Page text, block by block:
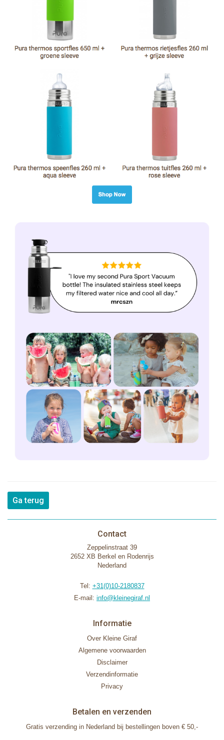
Ga terug
Contact
Zeppelinstraat 39
2652 XB Berkel en Rodenrijs
Nederland
Tel: +31(0)10-2180837
E-mail: info@kleinegiraf.nl
Informatie
Over Kleine Giraf
Algemene voorwaarden
Disclaimer
Verzendinformatie
Privacy
Betalen en verzenden
Gratis verzending in Nederland bij bestellingen boven € 50,-